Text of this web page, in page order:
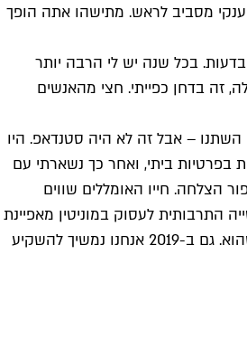
מסביב לראש. מתישהו אתה הופך
בכל שנה יש לי הרבה יותר
זה בדחן כפייתי. חצי מהאנשים
שבכו וחייהם השתנו – אבל זה לא היה סטנדאפ. היו
בפרטיות ביתי, ואחר כך נשארתי עם
הצלחה. חייו האומללים שווים
התרבותית לעסוק במוניטין מאפיינת
חברה ניירוטית שבו ההווה מוקרב בכל יום על חשבון העתיד, רכילות חשובה יותר מאינטימיות ויצירות אמנות חשובות יותר מחיים של אנשים. זה המצב כמו שהוא. גם ב-2019 אנחנו נמשיך להשקיע